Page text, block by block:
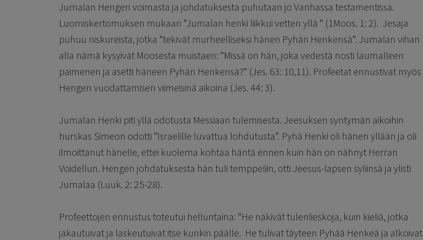
Jumalan Hengen voimasta ja johdatuksesta puhutaan jo Vanhassa testamentissa.
Luomiskertomuksen mukaan ”Jumalan henki liikkui vetten yllä ” (1Moos. 1: 2). Jesaja
puhuu niskureista, jotka ”tekivät murheelliseksi hänen Pyhän Henkensä”. Jumalan vihan
alla nämä kysyivät Moosesta muistaen: ”Missä on hän, joka vedestä nosti laumalleen
paimenen ja asetti häneen Pyhän Henkensä?” (Jes. 63: 10,11). Profeetat ennustivat myös
Hengen vuodattamisen viimeisinä aikoina (Jes. 44: 3).
Jumalan Henki piti yllä odotusta Messiaan tulemisesta. Jeesuksen syntymän aikoihin
hurskas Simeon odotti ”Israelille luvattua lohdutusta”. Pyhä Henki oli hänen yllään ja oli
ilmoittanut hänelle, ettei kuolema kohtaa häntä ennen kuin hän on nähnyt Herran
Voidellun. Hengen johdatuksesta hän tuli temppeliin, otti Jeesus-lapsen syliinsä ja ylisti
Jumalaa (Luuk. 2: 25-28).
Profeettojen ennustus toteutui helluntaina: ”He näkivät tulenlieskoja, kuin kieliä, jotka
jakautuivat ja laskeutuivat itse kunkin päälle. He tulivat täyteen Pyhää Henkeä ja alkoivat